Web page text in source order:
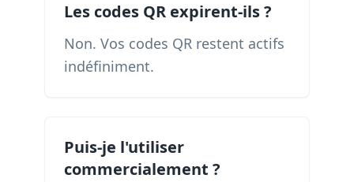
Les codes QR expirent-ils ?
Non. Vos codes QR restent actifs
indéfiniment.
Puis-je l'utiliser
commercialement ?